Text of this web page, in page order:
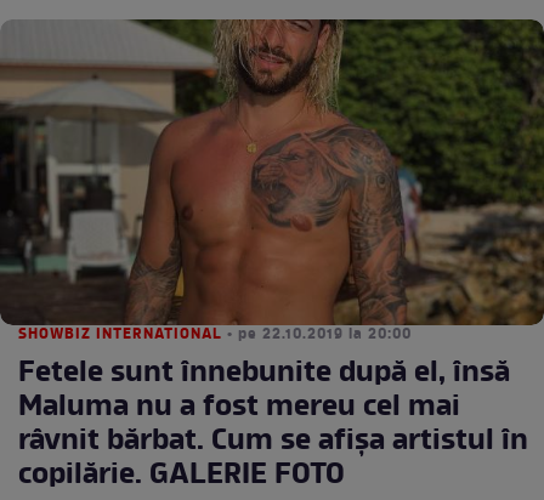
SHOWBIZ INTERNATIONAL • pe 22.10.2019 la 20:00
Fetele sunt înnebunite după el, însă
Maluma nu a fost mereu cel mai
râvnit bărbat. Cum se afișa artistul în
copilărie. GALERIE FOTO